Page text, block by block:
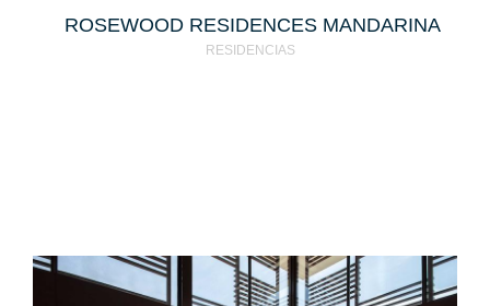
ROSEWOOD RESIDENCES MANDARINA
RESIDENCIAS